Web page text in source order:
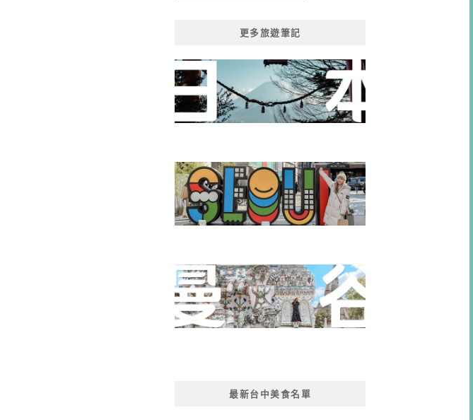
更多旅遊筆記
最新台中美食名單